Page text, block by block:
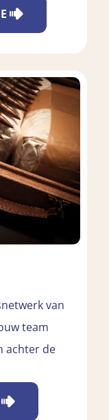
van
team
achter de